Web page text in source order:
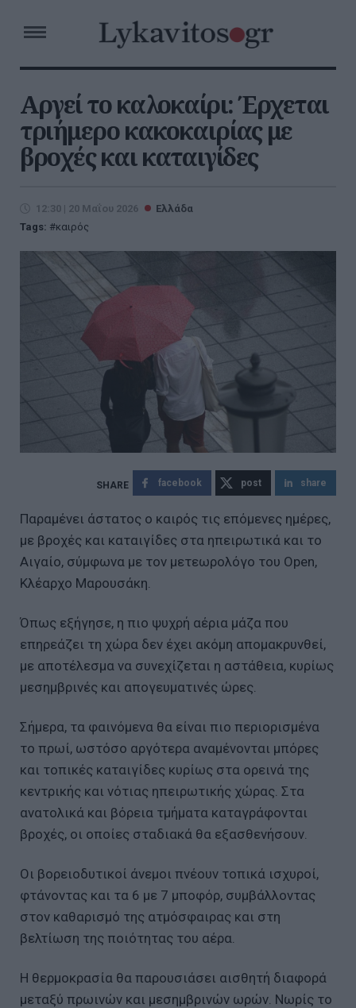
Αργεί το καλοκαίρι: Έρχεται
τριήμερο κακοκαιρίας με
βροχές και καταιγίδες
12:30 | 20 Μαΐου 2026
Ελλάδα
Tags:
καιρός
facebook post share
Παραμένει άστατος ο καιρός τις επόμενες ημέρες,
με βροχές και καταιγίδες στα ηπειρωτικά και το
Αιγαίο, σύμφωνα με τον μετεωρολόγο του Open,
Κλέαρχο Μαρουσάκη.
Όπως εξήγησε, η πιο ψυχρή αέρια μάζα που
επηρεάζει τη χώρα δεν έχει ακόμη απομακρυνθεί,
με αποτέλεσμα να συνεχίζεται η αστάθεια, κυρίως
μεσημβρινές και απογευματινές ώρες.
Σήμερα, τα φαινόμενα θα είναι πιο περιορισμένα
το πρωί, ωστόσο αργότερα αναμένονται μπόρες
και τοπικές καταιγίδες κυρίως στα ορεινά της
κεντρικής και νότιας ηπειρωτικής χώρας. Στα
ανατολικά και βόρεια τμήματα καταγράφονται
βροχές, οι οποίες σταδιακά θα εξασθενήσουν.
Οι βορειοδυτικοί άνεμοι πνέουν τοπικά ισχυροί,
φτάνοντας και τα 6 με 7 μποφόρ, συμβάλλοντας
στον καθαρισμό της ατμόσφαιρας και στη
βελτίωση της ποιότητας του αέρα.
Η θερμοκρασία θα παρουσιάσει αισθητή διαφορά
μεταξύ πρωινών και μεσημβρινών ωρών. Νωρίς το